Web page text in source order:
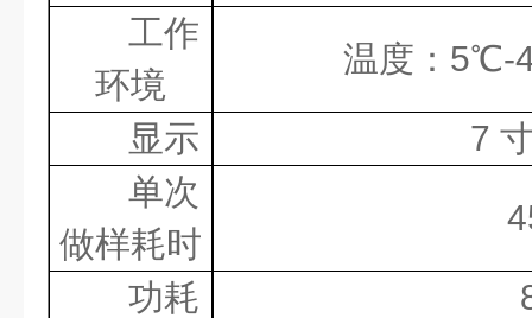
工作
环境
温度： 5℃-
显示 7
单次
做样耗时
功耗